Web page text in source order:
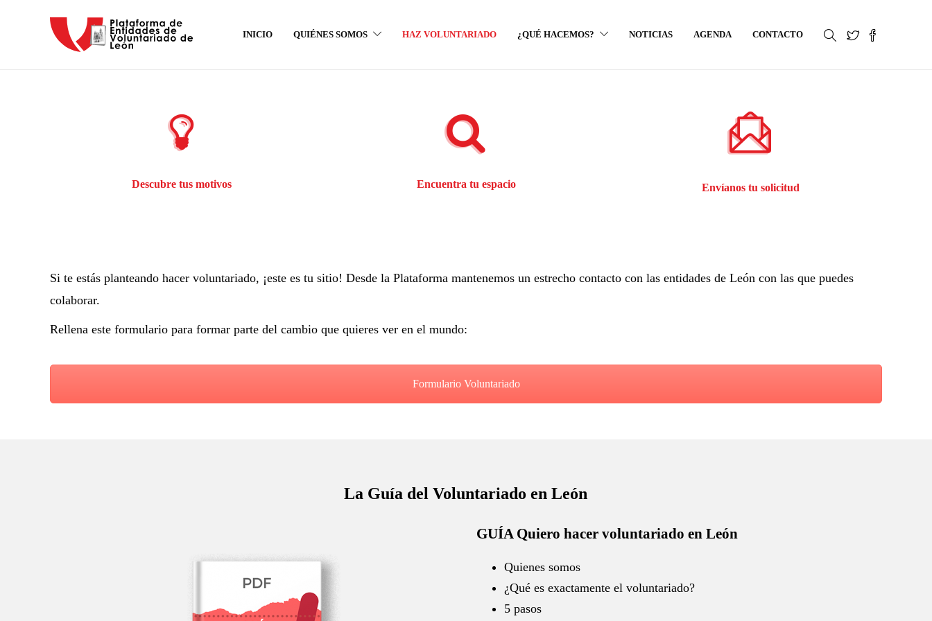
INICIO QUIÉNES SOMOS HAZ VOLUNTARIADO ¿QUÉ HACEMOS? NOTICIAS AGENDA CONTACTO
Descubre tus motivos Encuentra tu espacio Envíanos tu solicitud
Si te estás planteando hacer voluntariado, ¡este es tu sitio! Desde la Plataforma mantenemos un estrecho contacto con las entidades de León con las que puedes
colaborar.
Rellena este formulario para formar parte del cambio que quieres ver en el mundo:
Formulario Voluntariado
La Guía del Voluntariado en León
GUÍA Quiero hacer voluntariado en León
Quienes somos
¿Qué es exactamente el voluntariado?
5 pasos